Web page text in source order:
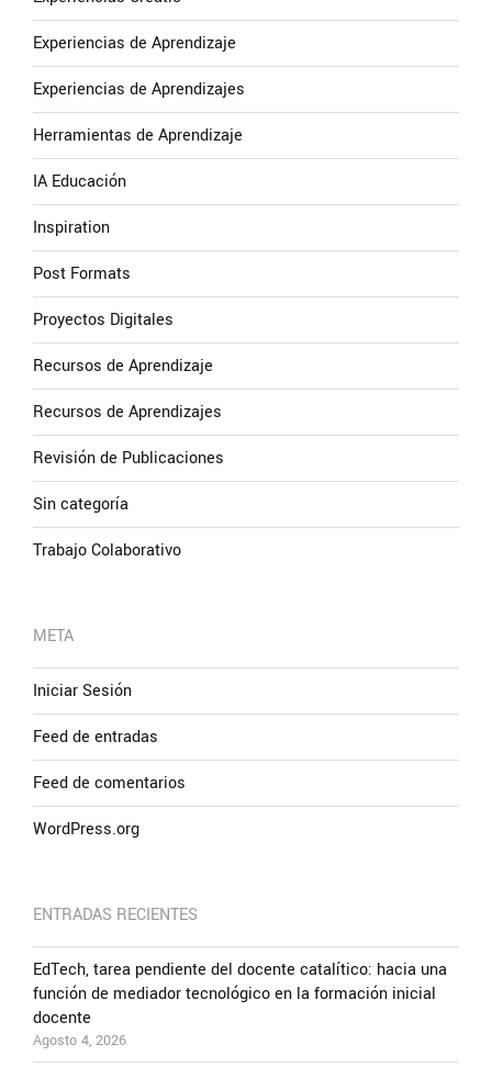
Experiencias de Aprendizaje
Experiencias de Aprendizajes
Herramientas de Aprendizaje
IA Educación
Inspiration
Post Formats
Proyectos Digitales
Recursos de Aprendizaje
Recursos de Aprendizajes
Revisión de Publicaciones
Sin categoría
Trabajo Colaborativo
META
Iniciar Sesión
Feed de entradas
Feed de comentarios
WordPress.org
ENTRADAS RECIENTES
EdTech, tarea pendiente del docente catalítico: hacia una
función de mediador tecnológico en la formación inicial
docente
Agosto 4, 2026